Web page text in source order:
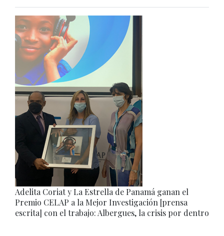
Adelita Coriat y La Estrella de Panamá ganan el
Premio CELAP a la Mejor Investigación [prensa
escrita] con el trabajo: Albergues, la crisis por dentro